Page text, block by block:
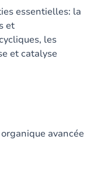
essentielles: la
et
les
et catalyse
avancée